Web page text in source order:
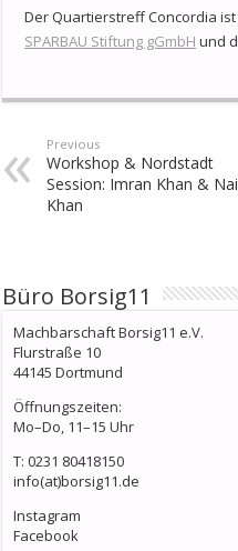
Der Quartierstreff Concordia
SPARBAU Stiftung gGmbH und
Previous
Workshop & Nordstadt
Session: Imran Khan &
Khan
Büro Borsig11
Machbarschaft Borsig11 e.V.
Flurstraße 10
44145 Dortmund
Öffnungszeiten:
Mo–Do, 11–15 Uhr
T: 0231 80418150
info(at)borsig11.de
Instagram
Facebook